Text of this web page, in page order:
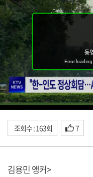
조회수 : 163회 7
김용민 앵커>